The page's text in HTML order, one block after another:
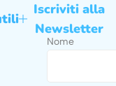
Iscriviti alla
Newsletter
Nome